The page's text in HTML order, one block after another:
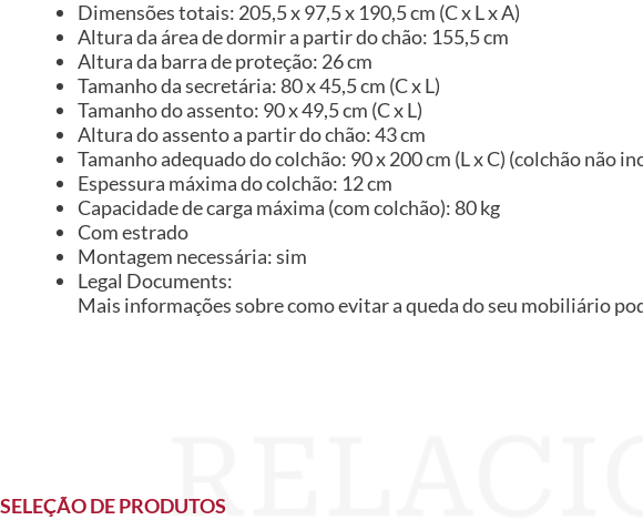
Dimensões totais: 205,5 x 97,5 x 190,5 cm (C x L x A)
Altura da área de dormir a partir do chão: 155,5 cm
Altura da barra de proteção: 26 cm
Tamanho da secretária: 80 x 45,5 cm (C x L)
Tamanho do assento: 90 x 49,5 cm (C x L)
Altura do assento a partir do chão: 43 cm
Tamanho adequado do colchão: 90 x 200 cm (L x C) (colchão não
Espessura máxima do colchão: 12 cm
Capacidade de carga máxima (com colchão): 80 kg
Com estrado
Montagem necessária: sim
Legal Documents:
Mais informações sobre como evitar a queda do seu mobiliário
SELEÇÃO DE PRODUTOS